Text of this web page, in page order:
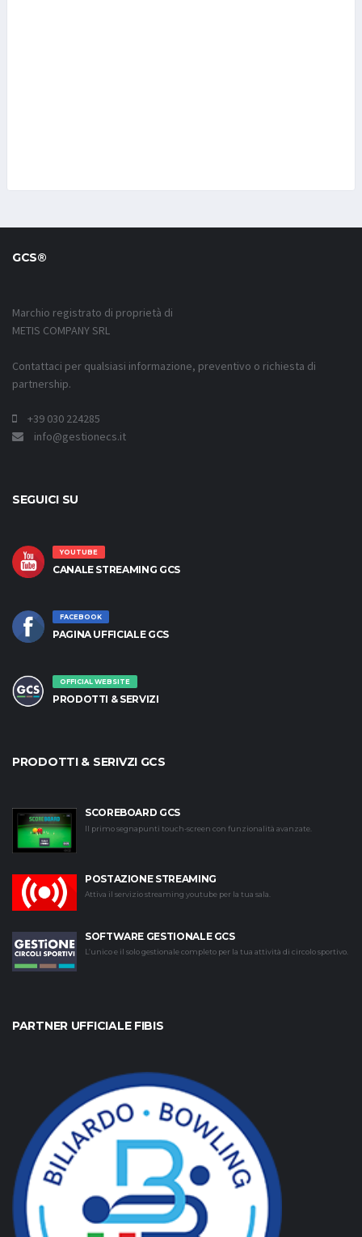
GCS®
Marchio registrato di proprietà di
METIS COMPANY SRL
Contattaci per qualsiasi informazione, preventivo o richiesta di
partnership.
+39 030 224285
info@gestionecs.it
SEGUICI SU
YOUTUBE
CANALE STREAMING GCS
FACEBOOK
PAGINA UFFICIALE GCS
OFFICIAL WEBSITE
PRODOTTI & SERVIZI
PRODOTTI & SERIVZI GCS
SCOREBOARD GCS
Il primo segnapunti touch-screen con funzionalità avanzate.
POSTAZIONE STREAMING
Attiva il servizio streaming youtube per la tua sala.
SOFTWARE GESTIONALE GCS
L’unico e il solo gestionale completo per la tua attività di circolo sportivo.
PARTNER UFFICIALE FIBIS